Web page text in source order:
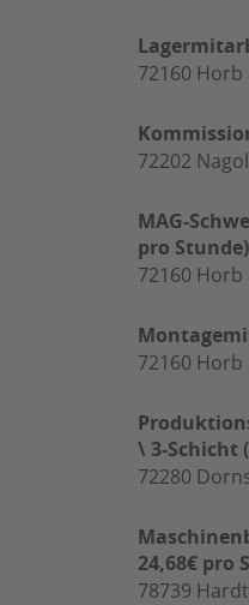
72160 Horb
72202
MAG-
pro Stunde)
72160 Horb
72160 Horb
\ 3-Schicht
72280
24,68€ pro
78739 Hardt